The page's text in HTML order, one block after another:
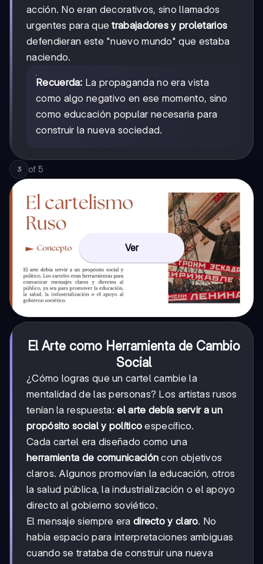
acción. No eran decorativos, sino llamados
urgentes para quetrabajadores y proletarios
defendieran este "nuevo mundo" que estaba
naciendo.
Recuerda: La propaganda no era vista
como algo negativo en ese momento, sino
como educación popular necesaria para
construir la nueva sociedad.
3 of 5
Ver
El Arte como Herramienta de Cambio
Social
¿Cómo logras que un cartel cambie la
mentalidad de las personas? Los artistas rusos
tenían la respuesta:el arte debía servir a un
propósito social y político específico.
Cada cartel era diseñado como una
herramienta de comunicación con objetivos
claros. Algunos promovían la educación, otros
la salud pública, la industrialización o el apoyo
directo al gobierno soviético.
El mensaje siempre era directo y claro. No
había espacio para interpretaciones ambiguas
cuando se trataba de construir una nueva